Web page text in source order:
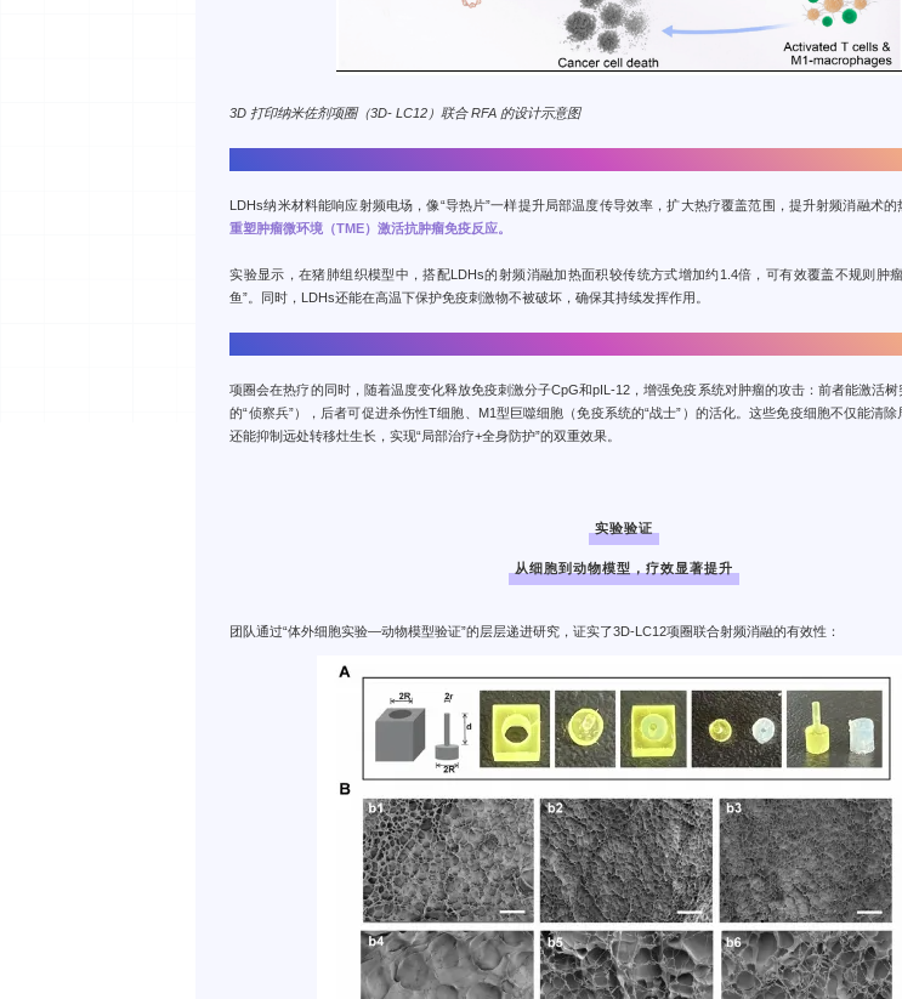
3D 打印纳米佐剂项圈（3D- LC12）联合 RFA 的设计示意图
LDHs纳米材料能响应射频电场，像“导热片”一样提升局部温度传导效率，扩大热疗覆盖范围，提升射频消融术的
重塑肿瘤微环境（TME）激活抗肿瘤免疫反应。
实验显示，在猪肺组织模型中，搭配LDHs的射频消融加热面积较传统方式增加约1.4倍，可有效覆盖不规则肿
鱼”。同时，LDHs还能在高温下保护免疫刺激物不被破坏，确保其持续发挥作用。
项圈会在热疗的同时，随着温度变化释放免疫刺激分子CpG和pIL-12，增强免疫系统对肿瘤的攻击：前者能激活树
的“侦察兵”），后者可促进杀伤性T细胞、M1型巨噬细胞（免疫系统的“战士”）的活化。这些免疫细胞不仅能清除
还能抑制远处转移灶生长，实现“局部治疗+全身防护”的双重效果。
实验验证
从细胞到动物模型，疗效显著提升
团队通过“体外细胞实验—动物模型验证”的层层递进研究，证实了3D-LC12项圈联合射频消融的有效性：